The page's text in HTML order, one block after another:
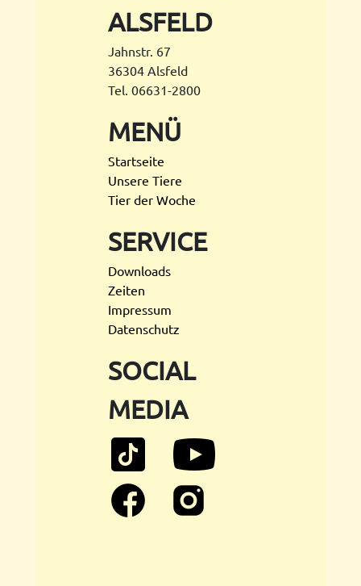
ALSFELD
Jahnstr. 67
36304 Alsfeld
Tel. 06631-2800
MENÜ
Startseite
Unsere Tiere
Tier der Woche
SERVICE
Downloads
Zeiten
Impressum
Datenschutz
SOCIAL
MEDIA